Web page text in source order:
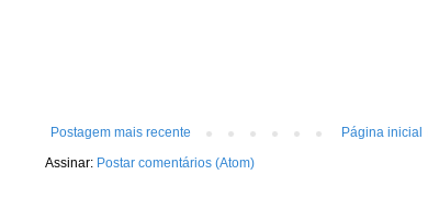
Postagem mais recente
Página inicial
Assinar: Postar comentários (Atom)